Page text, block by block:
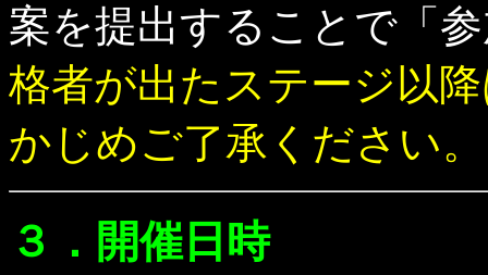
案を提出することで「
格者が出たステージ以
かじめご了承ください。
３．開催日時